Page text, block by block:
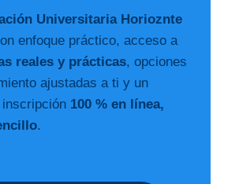
Universitaria Horioznte
enfoque práctico, acceso a
reales y prácticas, opciones
ajustadas a ti y un
100 % en línea,
.